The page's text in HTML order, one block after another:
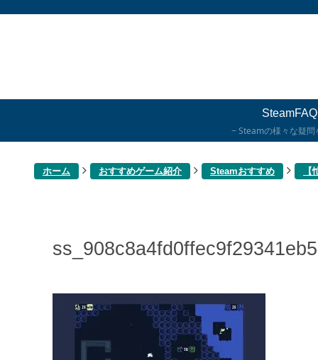
SteamFAQ
Steamの様々な疑問
ホーム おすすめゲーム紹介 Steamおすすめ